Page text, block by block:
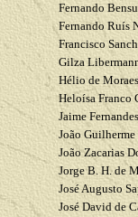
Fernando
Fernando Ruís
Francisco
Gilza
Hélio de
Heloísa Franco
Jaime
João Guilherme
João Zacarias
Jorge B. H. de
José Augusto
José David de